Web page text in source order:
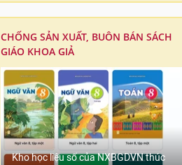
CHỐNG SẢN XUẤT, BUÔN BÁN SÁCH
GIÁO KHOA GIẢ
Kho học liệu số của NXBGDVN thúc